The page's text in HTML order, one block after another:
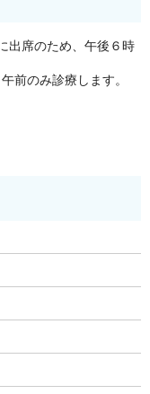
出席のため、午後６時
前のみ診療します。